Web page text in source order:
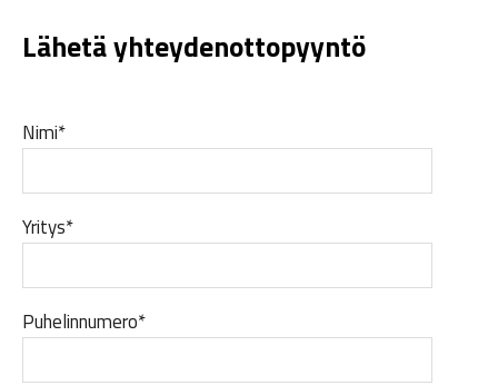
Lähetä yhteydenottopyyntö
Nimi*
Yritys*
Puhelinnumero*